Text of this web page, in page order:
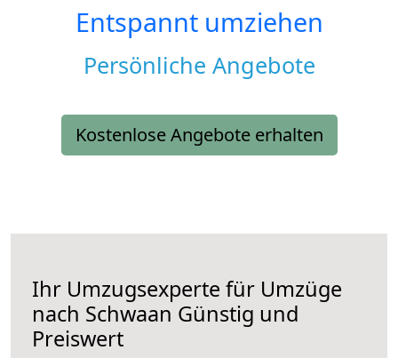
Entspannt umziehen
Persönliche Angebote
Kostenlose Angebote erhalten
Ihr Umzugsexperte für Umzüge
nach Schwaan Günstig und
Preiswert